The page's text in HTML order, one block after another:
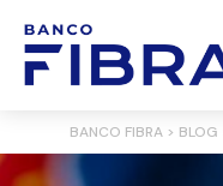
BANCO FIBRA > BLOG